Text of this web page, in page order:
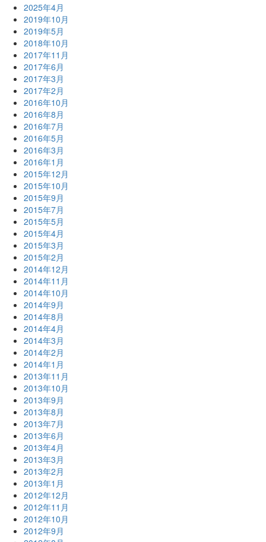
2025年4月
2019年10月
2019年5月
2018年10月
2017年11月
2017年6月
2017年3月
2017年2月
2016年10月
2016年8月
2016年7月
2016年5月
2016年3月
2016年1月
2015年12月
2015年10月
2015年9月
2015年7月
2015年5月
2015年4月
2015年3月
2015年2月
2014年12月
2014年11月
2014年10月
2014年9月
2014年8月
2014年4月
2014年3月
2014年2月
2014年1月
2013年11月
2013年10月
2013年9月
2013年8月
2013年7月
2013年6月
2013年4月
2013年3月
2013年2月
2013年1月
2012年12月
2012年11月
2012年10月
2012年9月